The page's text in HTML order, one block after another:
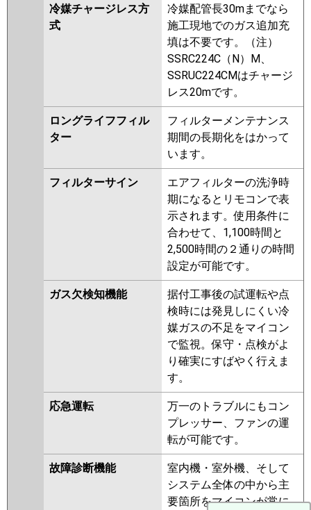
冷媒チャージレス方
式
冷媒配管長30mまでなら
施工現地でのガス追加充
填は不要です。（注）
SSRC224C（N）M、
SSRUC224CMはチャージ
レス20mです。
ロングライフフィル
ター
フィルターメンテナンス
期間の長期化をはかって
います。
フィルターサイン
エアフィルターの洗浄時
期になるとリモコンで表
示されます。使用条件に
合わせて、1,100時間と
2,500時間の２通りの時間
設定が可能です。
ガス欠検知機能
据付工事後の試運転や点
検時には発見しにくい冷
媒ガスの不足をマイコン
で監視。保守・点検がよ
り確実にすばやく行えま
す。
応急運転
万一のトラブルにもコン
プレッサー、ファンの運
転が可能です。
故障診断機能
室内機・室外機、そして
システム全体の中から主
要箇所をマイコンが常に